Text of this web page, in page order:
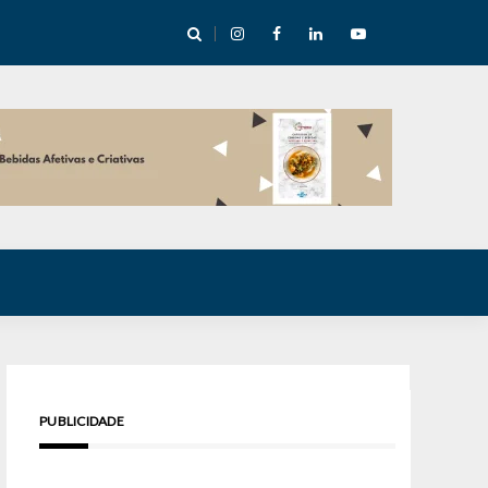
abre mentoria de storytelling com 10 vagas
PUBLICIDADE